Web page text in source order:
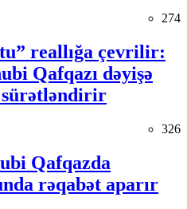
274
reallığa çevrilir:
Qafqazı dəyişə
326
Qafqazda
rəqabət aparır